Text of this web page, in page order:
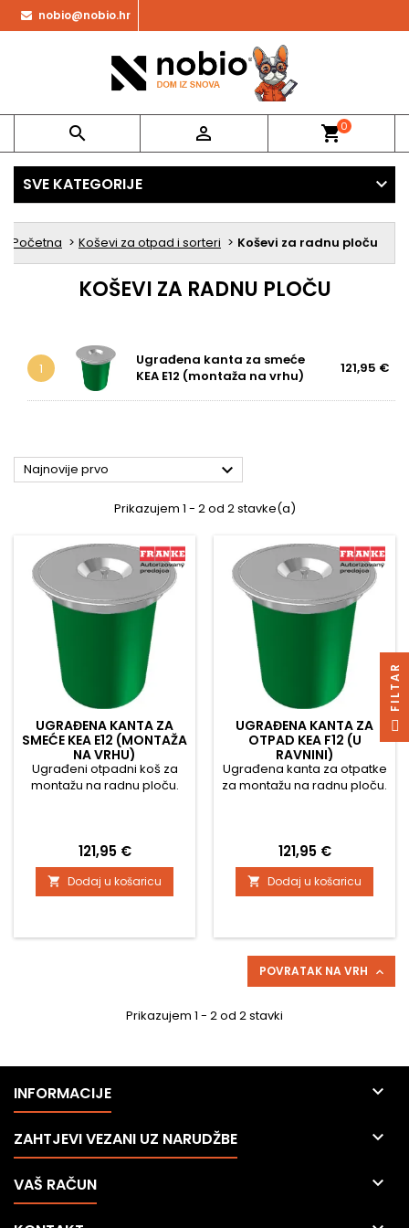
nobio@nobio.hr
  shopping_cart0
SVE KATEGORIJE
Početna Koševi za otpad i sorteri Koševi za radnu ploču
KOŠEVI ZA RADNU PLOČU
1
Ugrađena kanta za smeće
KEA E12 (montaža na vrhu)
121,95 €
Najnovije prvo 
Prikazujem 1 - 2 od 2 stavke(a)
UGRAĐENA KANTA ZA
SMEĆE KEA E12 (MONTAŽA
NA VRHU)
Ugrađeni otpadni koš za
montažu na radnu ploču.
Cijena
121,95 €
 Dodaj u košaricu
UGRAĐENA KANTA ZA
OTPAD KEA F12 (U
RAVNINI)
Ugrađena kanta za otpatke
za montažu na radnu ploču.
Cijena
121,95 €
 Dodaj u košaricu
POVRATAK NA VRH 
Prikazujem 1 - 2 od 2 stavki
INFORMACIJE 
ZAHTJEVI VEZANI UZ NARUDŽBE 
VAŠ RAČUN 
R